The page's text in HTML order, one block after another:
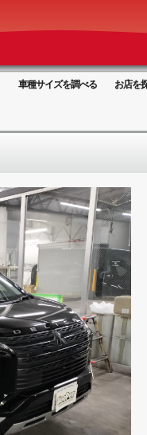
車種サイズを調べる お店を